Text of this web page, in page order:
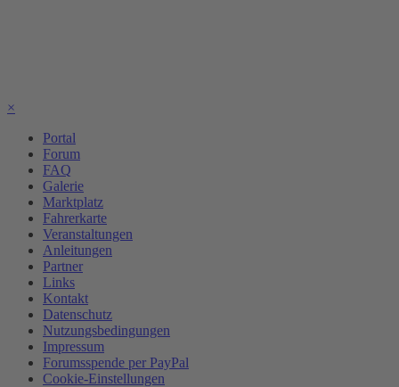
×
Portal
Forum
FAQ
Galerie
Marktplatz
Fahrerkarte
Veranstaltungen
Anleitungen
Partner
Links
Kontakt
Datenschutz
Nutzungsbedingungen
Impressum
Forumsspende per PayPal
Cookie-Einstellungen